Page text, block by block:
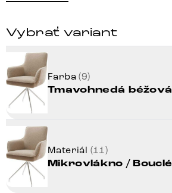
Vybrať variant
Farba(9)
Tmavohnedá béžová
Materiál (11)
Mikrovlákno / Bouclé